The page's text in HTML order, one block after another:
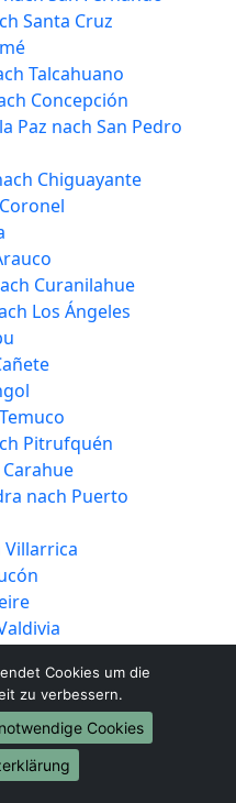
Santa Cruz
Talcahuano
Concepción
Paz nach San Pedro
Chiguayante
Curanilahue
Los Ángeles
Pitrufquén
nach Puerto
Villarrica
Los Lagos
Mariquina
Cookies um die
zu verbessern.
Cookies